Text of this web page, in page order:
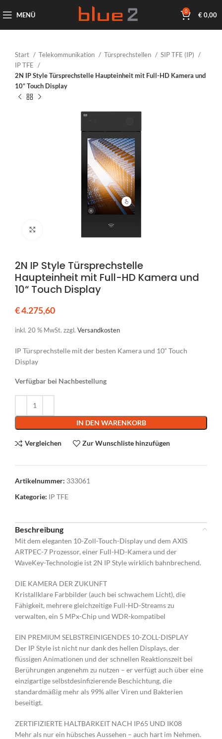
MENÜ 0 €0,00
Start Telekommunikation Türsprechstellen
SIP TFE (IP)
IP TFE
2N IP Style Türsprechstelle Haupteinheit mit Full-HD Kamera und
10“ Touch Display
Klicken um zu vergrößern
2N IP Style Türsprechstelle
Haupteinheit mit Full-HD Kamera und
10“ Touch Display
€4.275,60
inkl. 20 % MwSt. zzgl. Versandkosten
IP Türsprechstelle mit der besten Kamera und 10“ Touch
Display
Verfügbar bei Nachbestellung
IN DEN WARENKORB
Vergleichen Zur Wunschliste hinzufügen
Artikelnummer: 333061
Kategorie: IP TFE
Beschreibung
Mit dem eleganten 10-Zoll-Touch-Display und dem AXIS
ARTPEC-7 Prozessor, einer Full-HD-Kamera und der
WaveKey-Technologie ist 2N IP Style wirklich bahnbrechend.
DIE KAMERA DER ZUKUNFT
Kristallklare Farbbilder (auch bei schwachem Licht), die
Fähigkeit, mehrere gleichzeitige Full-HD-Streams zu
verwalten, ein 5 MPx-Chip und WDR-kompatibel
EIN PREMIUM SELBSTREINIGENDES 10-ZOLL-DISPLAY
Der IP Style ist nicht nur dank des hellen Displays, der
flüssigen Animationen und der schnellen Reaktionszeit bei
Berührungen angenehm zu nutzen – er verfügt auch über eine
einzigartige selbstdesinfizierende Beschichtung, die
standardmäßig mehr als 99% aller Viren und Bakterien
beseitigt.
ZERTIFIZIERTE HALTBARKEIT NACH IP65 UND IK08
Mehr als nur ein hübsches Aussehen – auch hart im Nehmen.